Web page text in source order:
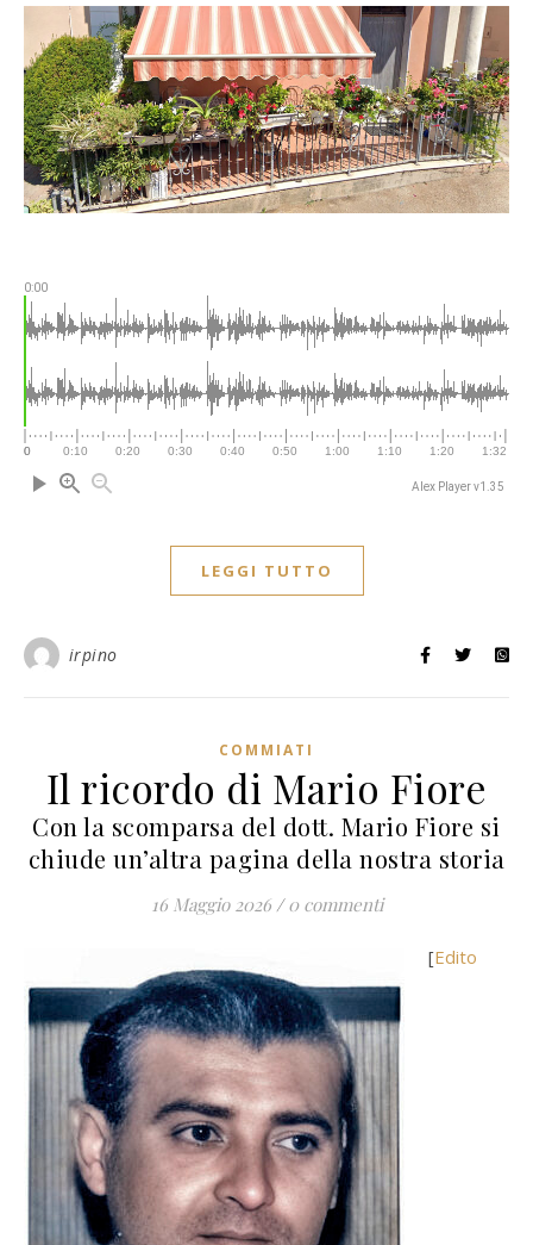
0:00
Alex Player v1.35
LEGGI TUTTO
irpino
COMMIATI
Il ricordo di Mario Fiore
Con la scomparsa del dott. Mario Fiore si
chiude un’altra pagina della nostra storia
16 Maggio 2026 / 0 commenti
[Edito